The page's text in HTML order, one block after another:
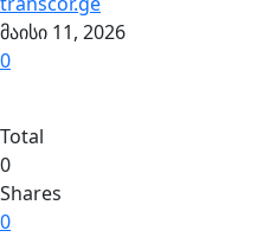
მაისი 11, 2026
0
Total
0
Shares
0